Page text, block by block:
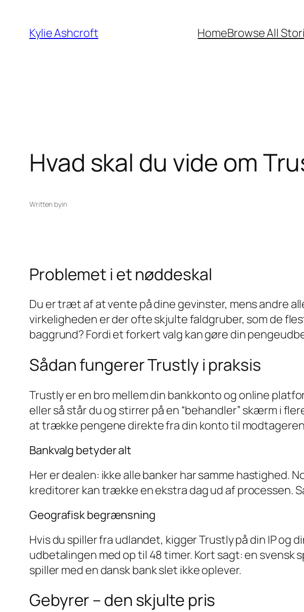
content
Kylie Ashcroft HomeBrowse All
Hvad skal du vide om
Written byin
Problemet i et nøddeskal
Du er træt af at vente på dine gevinster, mens andre
virkeligheden er der ofte skjulte faldgruber, som de
baggrund? Fordi et forkert valg kan gøre din
Sådan fungerer Trustly i praksis
Trustly er en bro mellem din bankkonto og online
eller så står du og stirrer på en “behandler” skærm i
at trække pengene direkte fra din konto til
Bankvalg betyder alt
Her er dealen: ikke alle banker har samme hastighed.
kreditorer kan trække en ekstra dag ud af processen.
Geografisk begrænsning
Hvis du spiller fra udlandet, kigger Trustly på din IP og
udbetalingen med op til 48 timer. Kort sagt: en svensk
spiller med en dansk bank slet ikke oplever.
Gebyrer – den skjulte pris